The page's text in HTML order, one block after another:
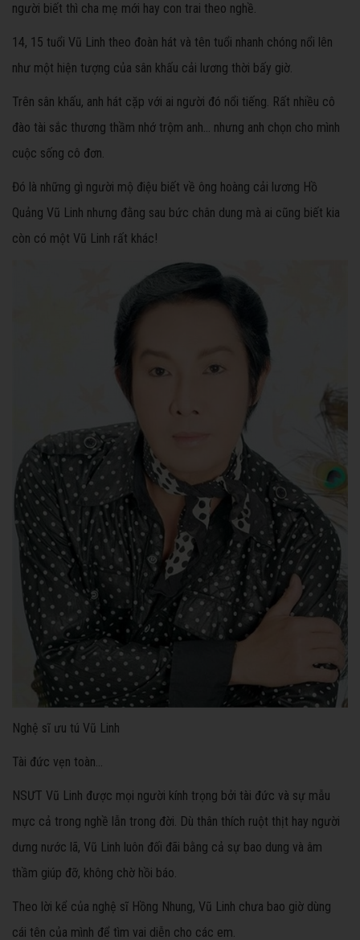
người biết thì cha mẹ mới hay con trai theo nghề.
14, 15 tuổi Vũ Linh theo đoàn hát và tên tuổi nhanh chóng nổi lên
như một hiện tượng của sân khấu cải lương thời bấy giờ.
Trên sân khấu, anh hát cặp với ai người đó nổi tiếng. Rất nhiều cô
đào tài sắc thương thầm nhớ trộm anh… nhưng anh chọn cho mình
cuộc sống cô đơn.
Đó là những gì người mộ điệu biết về ông hoàng cải lương Hồ
Quảng Vũ Linh nhưng đằng sau bức chân dung mà ai cũng biết kia
còn có một Vũ Linh rất khác!
Nghệ sĩ ưu tú Vũ Linh
Tài đức vẹn toàn…
NSƯT Vũ Linh được mọi người kính trọng bởi tài đức và sự mẫu
mực cả trong nghề lẫn trong đời. Dù thân thích ruột thịt hay người
dưng nước lã, Vũ Linh luôn đối đãi bằng cả sự bao dung và âm
thầm giúp đỡ, không chờ hồi báo.
Theo lời kể của nghệ sĩ Hồng Nhung, Vũ Linh chưa bao giờ dùng
cái tên của mình để tìm vai diễn cho các em.